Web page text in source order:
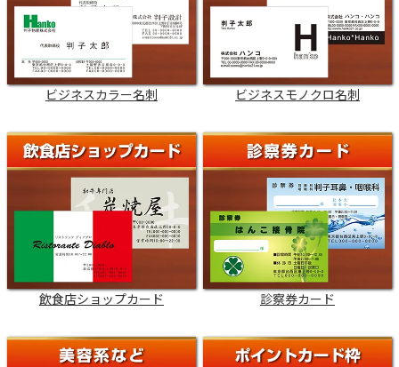
ビジネスカラー名刺 ビジネスモノクロ名刺
飲食店ショップカード 診察券カード